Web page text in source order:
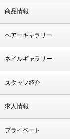
商品情報
ヘアーギャラリー
ネイルギャラリー
スタッフ紹介
求人情報
プライベート